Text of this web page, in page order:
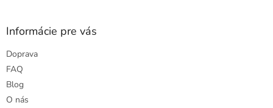
Informácie pre vás
Doprava
FAQ
Blog
O nás